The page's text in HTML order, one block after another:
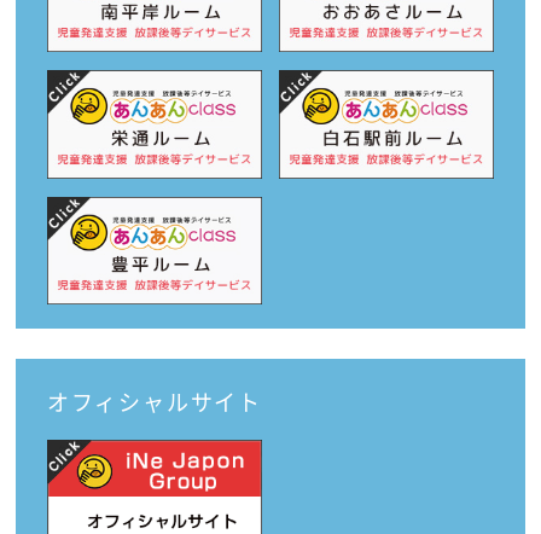
オフィシャルサイト